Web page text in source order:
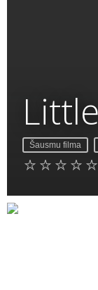
Šausmu filma